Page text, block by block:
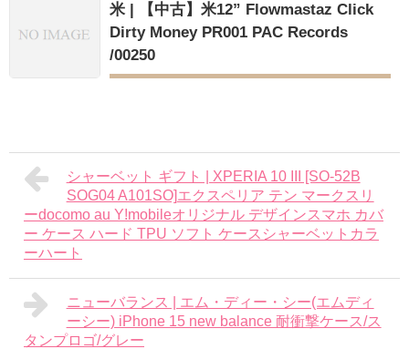
米 | 【中古】米12” Flowmastaz Click
Dirty Money PR001 PAC Records
/00250
シャーベット ギフト | XPERIA 10 III [SO-52B
SOG04 A101SO]エクスペリア テン マークスリ
ーdocomo au Y!mobileオリジナル デザインスマホ カバ
ー ケース ハード TPU ソフト ケースシャーベットカラ
ーハート
ニューバランス | エム・ディー・シー(エムディ
ーシー) iPhone 15 new balance 耐衝撃ケース/ス
タンプロゴ/グレー